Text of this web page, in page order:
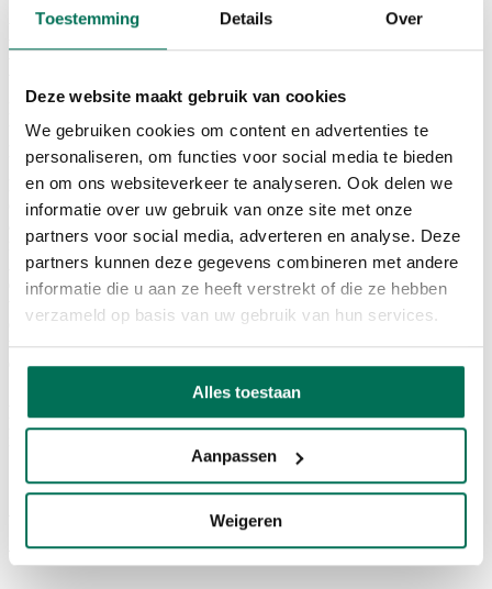
Toestemming Details Over
Deze website maakt gebruik van cookies
We gebruiken cookies om content en advertenties te
personaliseren, om functies voor social media te bieden
en om ons websiteverkeer te analyseren. Ook delen we
informatie over uw gebruik van onze site met onze
partners voor social media, adverteren en analyse. Deze
partners kunnen deze gegevens combineren met andere
informatie die u aan ze heeft verstrekt of die ze hebben
verzameld op basis van uw gebruik van hun services.
Alles toestaan
Aanpassen
Weigeren
Met welke andere personen delen Wij Uw
Enkel onze werknemers die effectief toegang nodig hebben voor de
uitoefening van hun taken, krijgen toegang tot Uw gegevens. Deze
personen handelen onder ons toezicht en onze verantwoordelijkheid.
Daarnaast doen Wij ook een beroep op externe leveranciers die voor
ons bepaalde verwerkingen uitvoeren zodat Wij onze producten en
activiteiten aan U kunnen aanbieden, zoals o.m. IT-diensten,
financiële, boekhoudkundige en soortgelijke andere diensten.
Aangezien deze derden in het kader van de door ons gevraagde
diensten toegang hebben tot persoonsgegevens, hebben Wij
om te waarborgen dat Uw persoonsgegevens alleen worden
verwerkt en gebruikt voor de doeleinden vermeld onder punt 3. van
deze Verklaring.
Alleen als Wij hiertoe wettelijk verplicht zijn, kunnen Uw
persoonsgegevens worden verstrekt aan toezichthoudende
Waar worden de gegevens bewaard en
verwerkt?